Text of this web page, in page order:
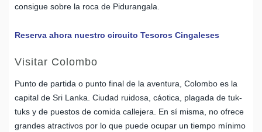
consigue sobre la roca de Pidurangala.
Reserva ahora nuestro circuito Tesoros Cingaleses
Visitar Colombo
Punto de partida o punto final de la aventura, Colombo es la
capital de Sri Lanka. Ciudad ruidosa, cáotica, plagada de tuk-
tuks y de puestos de comida callejera. En sí misma, no ofrece
grandes atractivos por lo que puede ocupar un tiempo mínimo